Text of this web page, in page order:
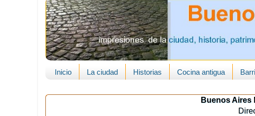
Inicio La ciudad Historias Cocina antigua
Buenos Aires